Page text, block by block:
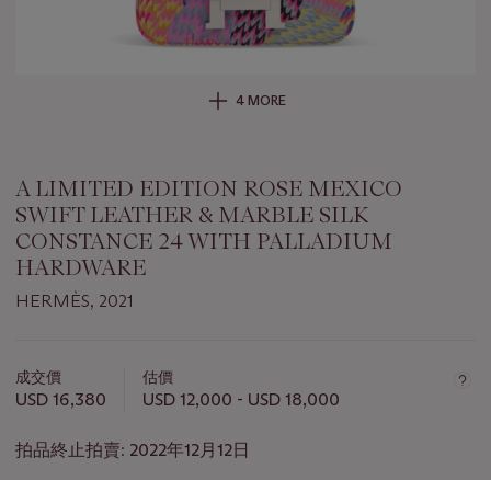
4 MORE
A LIMITED EDITION ROSE MEXICO
SWIFT LEATHER & MARBLE SILK
CONSTANCE 24 WITH PALLADIUM
HARDWARE
HERMÈS, 2021
此
拍
重
成交價
USD 16,380
估價
USD 12,000 - USD 18,000
拍品終止拍賣: 2022年12月12日